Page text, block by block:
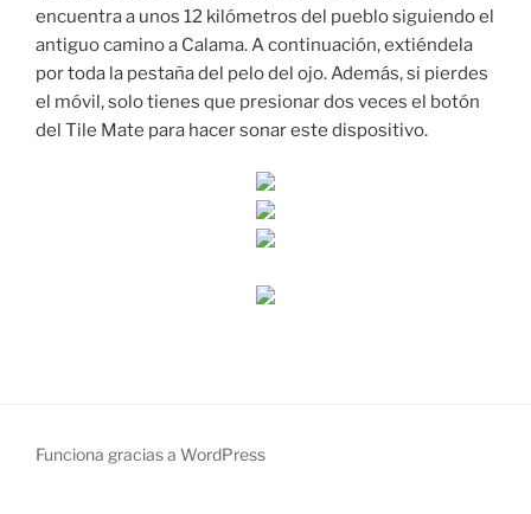
encuentra a unos 12 kilómetros del pueblo siguiendo el
antiguo camino a Calama. A continuación, extiéndela
por toda la pestaña del pelo del ojo. Además, si pierdes
el móvil, solo tienes que presionar dos veces el botón
del Tile Mate para hacer sonar este dispositivo.
Funciona gracias a WordPress